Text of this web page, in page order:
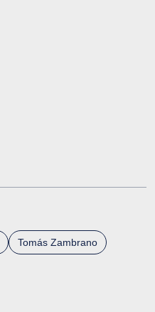
Tomás Zambrano